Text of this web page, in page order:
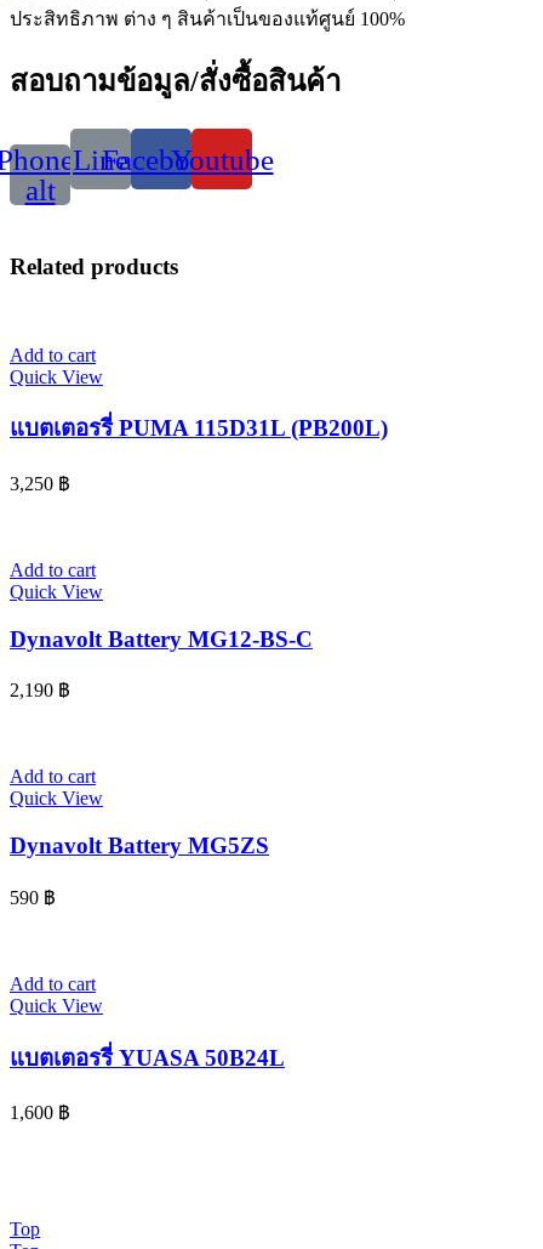
ประสิทธิภาพ ต่าง ๆ สินค้าเป็นของแท้ศูนย์ 100%
สอบถามข้อมูล/สั่งซื้อสินค้า
alt
LineFacebookYoutube
Related products
Add to cart
Quick View
แบตเตอรรี่ PUMA 115D31L (PB200L)
3,250 ฿
Add to cart
Quick View
Dynavolt Battery MG12-BS-C
2,190 ฿
Add to cart
Quick View
Dynavolt Battery MG5ZS
590 ฿
Add to cart
Quick View
แบตเตอรรี่ YUASA 50B24L
1,600 ฿
Top